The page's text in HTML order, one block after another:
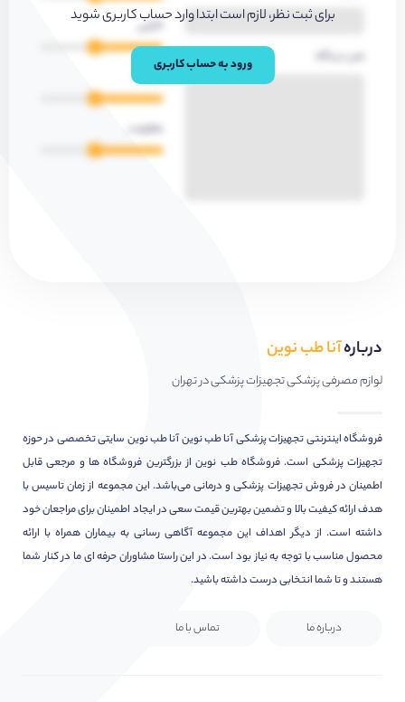
متن دیدگاه
کارایی
کیفیت
مقاومت
برای ثبت نظر، لازم است ابتدا وارد حساب کاربری شوید
ورود به حساب کاربری
دربارهآنا طب نوین
لوازم مصرفی پزشکی تجهیزات پزشکی در تهران
فروشگاه اینترنتی تجهیزات پزشکی آنا طب نوین آنا طب نوین سایتی تخصصی در حوزه
تجهیزات پزشکی است. فروشگاه طب نوین از بزرگترین فروشگاه ها و مرجعی قابل
اطمینان در فروش تجهیزات پزشکی و درمانی می‌باشد. این مجموعه از زمان تاسیس با
هدف ارائه کیفیت بالا و تضمین بهترین قیمت سعی در ایجاد اطمینان برای مراجعان خود
داشته است. از دیگر اهداف این مجموعه آگاهی رسانی به بیماران همراه با ارائه
محصول مناسب با توجه به نیاز بود است. در این راستا مشاوران حرفه ای ما در کنار شما
هستند و تا شما انتخابی درست داشته باشید.
درباره ما تماس با ما